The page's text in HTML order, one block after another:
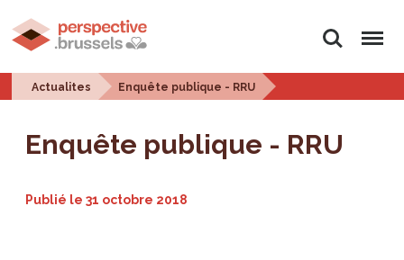
Rechercher
Menu
Actualites Enquête publique - RRU
Enquête publique - RRU
Publié le31 octobre 2018